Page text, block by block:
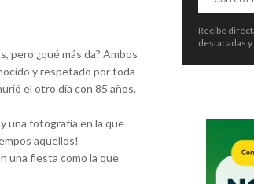
pero ¿qué más da? Ambos
y respetado por toda
el otro día con 85 años.
una fotografía en la que
aquellos!
una fiesta como la que
Recibe
destacadas